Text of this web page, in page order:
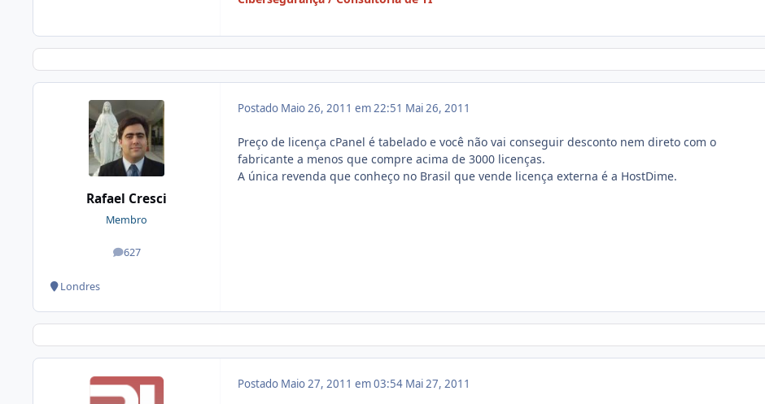
Rafael Cresci
Membro
627
posts
Londres
Postado Maio 26, 2011 em 22:51 Mai 26, 2011
Preço de licença cPanel é tabelado e você não vai conseguir desconto nem direto com o
fabricante a menos que compre acima de 3000 licenças.
A única revenda que conheço no Brasil que vende licença externa é a HostDime.
Postado Maio 27, 2011 em 03:54 Mai 27, 2011